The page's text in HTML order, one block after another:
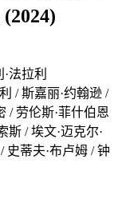
法拉利
/ 斯嘉丽·约翰逊 /
/ 劳伦斯·菲什伯恩
斯 / 埃文·迈克尔·
史蒂夫·布卢姆 / 钟